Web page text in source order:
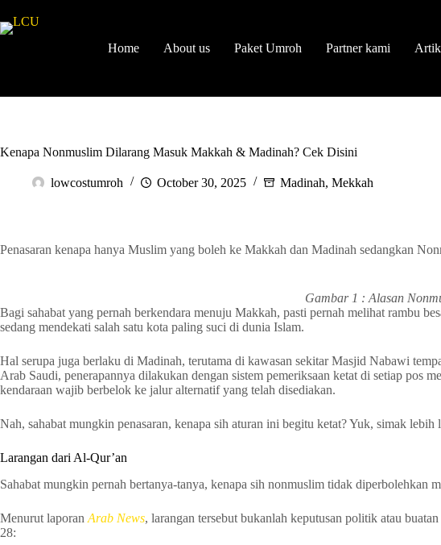
Home About us Paket Umroh Partner kami
Kenapa Nonmuslim Dilarang Masuk Makkah & Madinah? Cek Disini
lowcostumroh October 30, 2025 Madinah, Mekkah
Penasaran kenapa hanya Muslim yang boleh ke Makkah dan Madinah sedangkan
Gambar 1 : Alasan
Bagi sahabat yang pernah berkendara menuju Makkah, pasti pernah melihat rambu
sedang mendekati salah satu kota paling suci di dunia Islam.
Hal serupa juga berlaku di Madinah, terutama di kawasan sekitar Masjid Nabawi
Arab Saudi, penerapannya dilakukan dengan sistem pemeriksaan ketat di setiap pos
kendaraan wajib berbelok ke jalur alternatif yang telah disediakan.
Nah, sahabat mungkin penasaran, kenapa sih aturan ini begitu ketat? Yuk, simak
Larangan dari Al-Qur’an
Sahabat mungkin pernah bertanya-tanya, kenapa sih nonmuslim tidak diperbolehkan
Menurut laporan Arab News, larangan tersebut bukanlah keputusan politik atau
28: